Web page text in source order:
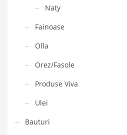
Naty
Fainoase
Olla
Orez/Fasole
Produse Viva
Ulei
Bauturi